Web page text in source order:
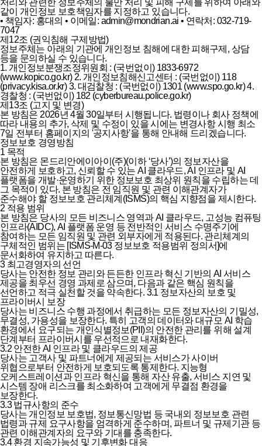
같이 개인정보 보호책임자를 지정하고 있습니다.
• 책임자: 홍대의 • 이메일: admin@mondrian.ai • 연락처: 032-719-
7047
제12조 (권익침해 구제방법)
정보주체는 아래의 기관에 개인정보 침해에 대한 피해구제, 상담
등을 문의하실 수 있습니다.
1. 개인정보분쟁조정위원회 : (국번없이) 1833-6972
(www.kopico.go.kr) 2. 개인정보침해신고센터 : (국번없이) 118
(privacy.kisa.or.kr) 3. 대검찰청 : (국번없이) 1301 (www.spo.go.kr)4.
경찰청 : (국번없이) 182 (cyberbureau.police.go.kr)
제13조 (고지 및 변경)
본 방침은 2026년 4월 30일부터 시행됩니다. 법령이나 회사 정책에
따라 내용의 추가, 삭제 및 수정이 있을 시에는 변경사항 시행 최소
7일 전부터 홈페이지의 '공지사항'을 통해 안내해 드리겠습니다.
정보보호 경영방침
1 목적
본 방침은 몬드리안에이아이(주)(이하 ‘당사’)의 정보자산을
안전하게 보호하고, 신뢰할 수 있는 AI 클라우드, AI 인프라 및 AI
플랫폼을 개발·운영하기 위한 정보보호 최상위 원칙을 수립하는 데
그 목적이 있다. 본 방침은 전 임직원 및 관련 이해관계자가
준수해야 할 정보보호 관리체계(ISMS)의 핵심 지향점을 제시한다.
2 적용 범위
본 방침은 당사의 모든 비즈니스 영역과 AI 클라우드, 고성능 컴퓨팅
인프라(AIDC), AI 플랫폼 운영 등 전반적인 서비스 수명주기에
참여하는 모든 임직원 및 관련 외부자에게 적용된다. 관리체계의
구체적인 범위는 [ISMS-M-03 정보보호 적용범위 정의서]에
문서화하여 유지하고 따른다.
3 최고경영자의 선언
당사는 안전한 정보 관리와 든든한 인프라 혁신 기반의 AI 서비스
제공을 최우선 경영 과제로 삼으며, 다음과 같은 핵심 원칙을
선언하고 적극 실천할 것을 약속한다. 3.1 정보자산의 보호 및
프라이버시 보장
당사는 비즈니스 수행 과정에서 취급하는 모든 정보자산의 기밀성,
무결성, 가용성을 보장한다. 특히 고객의 데이터와 대규모 AI 학습
환경에서 요구되는 개인식별정보(PII)의 안전한 관리를 위해 설계
단계부터 프라이버시를 우선적으로 내재화한다.
3.2 안전한 AI 인프라 및 클라우드의 제공
당사는 고객사 및 파트너에게 제공되는 서비스가 사이버
위협으로부터 안전하게 보호되도록 통제한다. 지능형
오케스트레이션과 인프라 혁신을 통해 자산 유출, 서비스 지연 및
시스템 장애 리스크를 최소화하여 고객에게 무결점 환경을
보장한다.
3.3 법규사항의 준수
당사는 개인정보 보호법, 정보통신망법 등 국내외 정보보호 관련
법령과 규제 요구사항을 엄격하게 준수하며, 파트너 및 규제기관 등
관련 이해관계자의 요구와 기대를 충족한다.
3.4 환경 지속가능성 및 기후변화 대응